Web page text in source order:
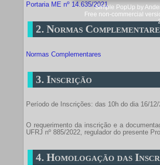
Portaria ME nº 14.635/2021
2. Normas
Normas Complementares
3. Inscrição
Período de Inscrições: das 10h do dia 16/
O requerimento da inscrição e a
UFRJ nº 885/2022, regulador do presente
4. Homologação das
Simple PopUp by
Free non-commercial